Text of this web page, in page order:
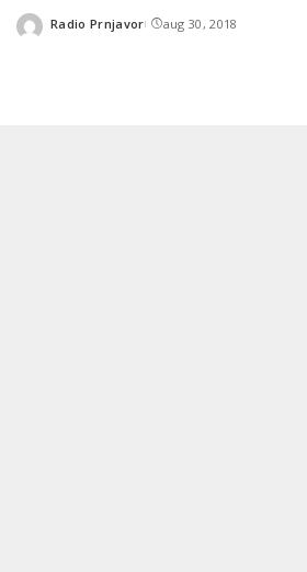
Posted
Radio Prnjavor aug 30, 2018